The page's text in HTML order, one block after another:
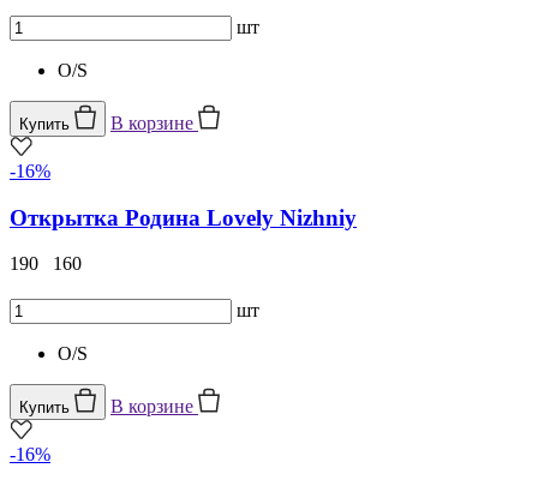
шт
O/S
Купить В корзине
-16%
Открытка Родина Lovely Nizhniy
190 160
шт
O/S
Купить В корзине
-16%